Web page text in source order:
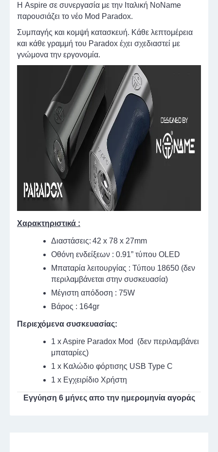
Η Aspire σε συνεργασία με την Ιταλική NoName
παρουσιάζει το νέο Mod Paradox.
Συμπαγής και κομψή κατασκευή. Κάθε λεπτομέρεια
και κάθε γραμμή του Paradox έχει σχεδιαστεί με
γνώμονα την εργονομία.
Χαρακτηριστικά :
Διαστάσεις: 42 x 78 x 27mm
Οθόνη ενδείξεων : 0.91” τύπου OLED
Μπαταρία λειτουργίας : Τύπου 18650 (δεν
περιλαμβάνεται στην συσκευασία)
Μέγιστη απόδοση : 75W
Βάρος : 164gr
Περιεχόμενα συσκευασίας:
1 x Aspire Paradox Mod (δεν περιλαμβάνει
μπαταρίες)
1 x Καλώδιο φόρτισης USB Type C
1 x Εγχειρίδιο Χρήστη
Εγγύηση 6 μήνες απο την ημερομηνία αγοράς